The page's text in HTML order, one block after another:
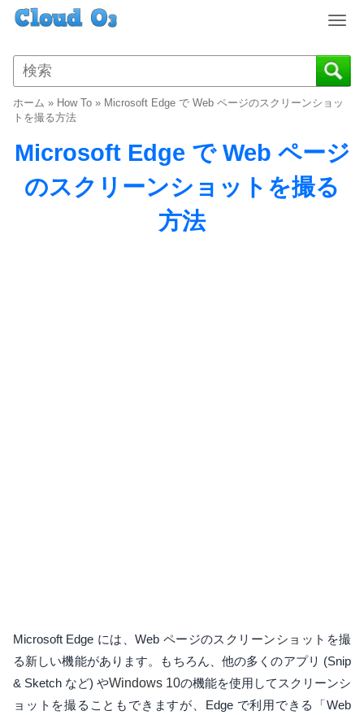
T
g
g
e
a
v
ホーム » How To » Microsoft Edge で Web ページのスクリーンショッ
トを撮る方法
Microsoft Edge で Web ページ
のスクリーンショットを撮る
方法
Microsoft Edge には、Web ページのスクリーンショットを撮
る新しい機能があります。もちろん、他の多くのアプリ (Snip
& Sketch など) やWindows 10の機能を使用してスクリーンシ
ョットを撮ることもできますが、Edge で利用できる「Web